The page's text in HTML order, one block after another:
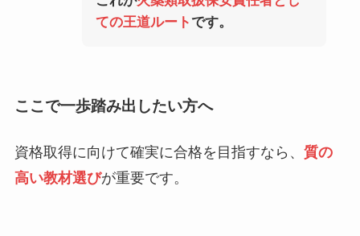
ての王道ルートです。
ここで一歩踏み出したい方へ
資格取得に向けて確実に合格を目指すなら、 質の
高い教材選びが重要です。